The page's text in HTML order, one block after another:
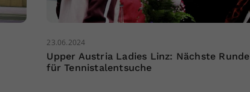
23.06.2024
Upper Austria Ladies Linz: Nächste Runde
für Tennistalentsuche